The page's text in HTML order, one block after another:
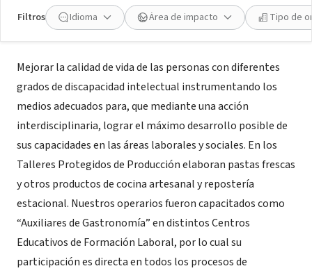
Filtros Idioma Área de impacto Tipo de
Acerca de
Mejorar la calidad de vida de las personas con diferentes
grados de discapacidad intelectual instrumentando los
medios adecuados para, que mediante una acción
interdisciplinaria, lograr el máximo desarrollo posible de
sus capacidades en las áreas laborales y sociales. En los
Talleres Protegidos de Producción elaboran pastas frescas
y otros productos de cocina artesanal y repostería
estacional. Nuestros operarios fueron capacitados como
“Auxiliares de Gastronomía” en distintos Centros
Educativos de Formación Laboral, por lo cual su
participación es directa en todos los procesos de